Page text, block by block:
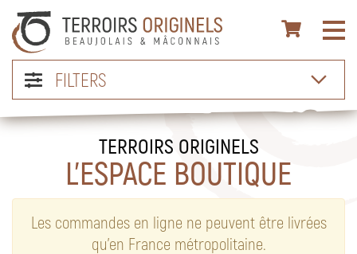
FILTERS
TERROIRS ORIGINELS
L’ESPACE BOUTIQUE
Les commandes en ligne ne peuvent être livrées
qu’en France métropolitaine.